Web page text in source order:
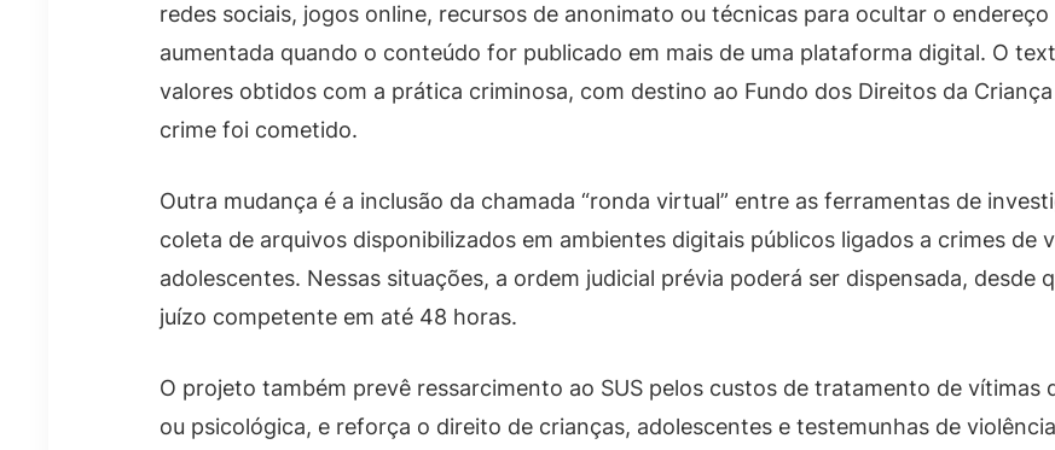
redes sociais, jogos online, recursos de anonimato ou técnicas para ocultar o
aumentada quando o conteúdo for publicado em mais de uma plataforma digital. O
valores obtidos com a prática criminosa, com destino ao Fundo dos Direitos da
crime foi cometido.
Outra mudança é a inclusão da chamada “ronda virtual” entre as ferramentas de
coleta de arquivos disponibilizados em ambientes digitais públicos ligados a crimes de
adolescentes. Nessas situações, a ordem judicial prévia poderá ser dispensada, desde
juízo competente em até 48 horas.
O projeto também prevê ressarcimento ao SUS pelos custos de tratamento de vítimas
ou psicológica, e reforça o direito de crianças, adolescentes e testemunhas de